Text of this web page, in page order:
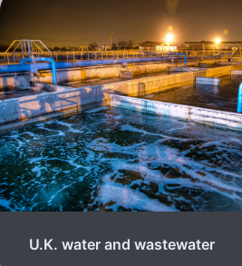
U.K. water and wastewater